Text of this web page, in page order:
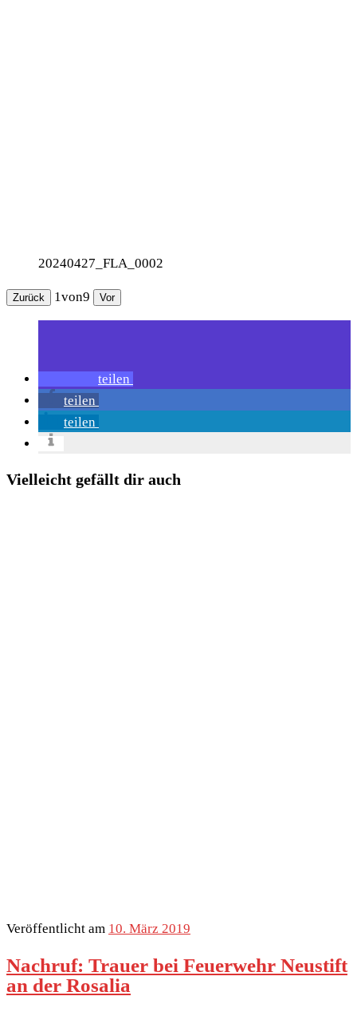
20240427_FLA_0002
Zurück 1von9 Vor
teilen
teilen
teilen
Vielleicht gefällt dir auch
Veröffentlicht am 10. März 2019
Nachruf: Trauer bei Feuerwehr Neustift
an der Rosalia